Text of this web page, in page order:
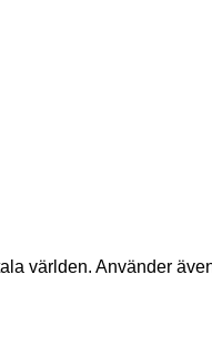
världen. Använder